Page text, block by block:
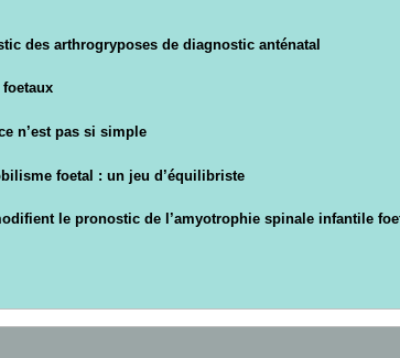
des arthrogryposes de diagnostic anténatal
n’est pas si simple
foetal : un jeu d’équilibriste
le pronostic de l’amyotrophie spinale infantile